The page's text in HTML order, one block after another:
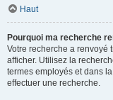
Haut
Pourquoi ma recherche
Votre recherche a renvoyé
afficher. Utilisez la
termes employés et dans
effectuer une recherche.